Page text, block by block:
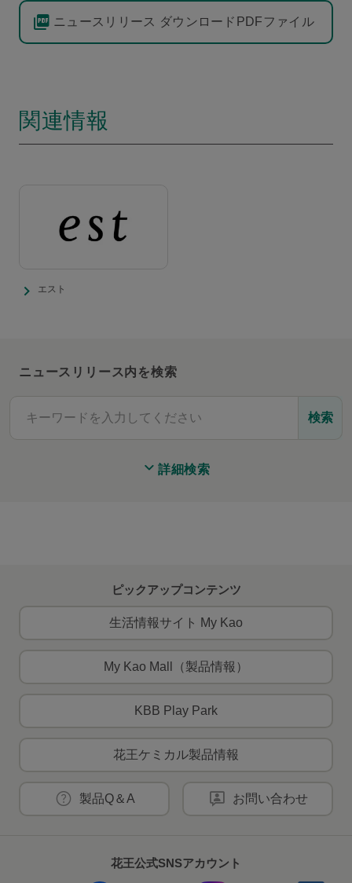
ニュースリリース ダウンロードPDFファイル
関連情報
エスト
ニュースリリース内を検索
検索
詳細検索
ピックアップコンテンツ
生活情報サイト My Kao
My Kao Mall（製品情報）
KBB Play Park
花王ケミカル製品情報
製品Q＆A お問い合わせ
花王公式SNSアカウント